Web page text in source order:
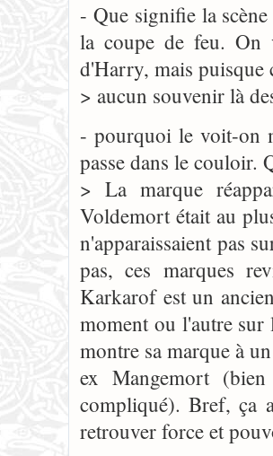
- Que signifie la
la coupe de feu. On
d'Harry, mais puisque
> aucun souvenir là
- pourquoi le voit-on
passe dans le couloir.
> La marque
Voldemort était au
n'apparaissaient pas
pas, ces marques
Karkarof est un
moment ou l'autre
montre sa marque à
ex Mangemort
compliqué). Bref, ça
retrouver force et